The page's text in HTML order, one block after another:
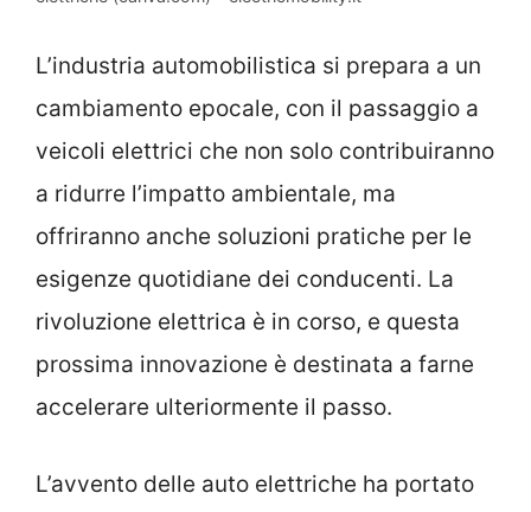
L’industria automobilistica si prepara a un
cambiamento epocale, con il passaggio a
veicoli elettrici che non solo contribuiranno
a ridurre l’impatto ambientale, ma
offriranno anche soluzioni pratiche per le
esigenze quotidiane dei conducenti. La
rivoluzione elettrica è in corso, e questa
prossima innovazione è destinata a farne
accelerare ulteriormente il passo.
L’avvento delle auto elettriche ha portato